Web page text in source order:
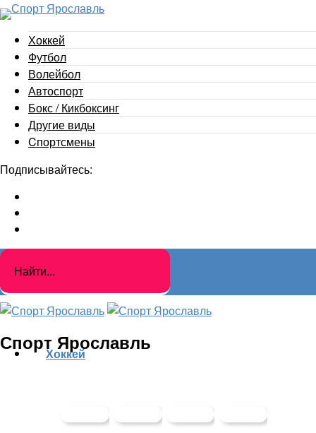
Хоккей
Футбол
Волейбол
Автоспорт
Бокс / Кикбоксинг
Другие виды
Cпортсмены
Подписывайтесь:
Спорт Ярославль
Хоккей